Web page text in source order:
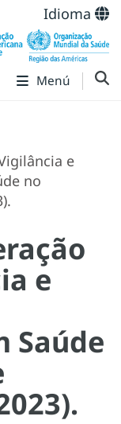
Idioma
Menú
e
no
e
Saúde